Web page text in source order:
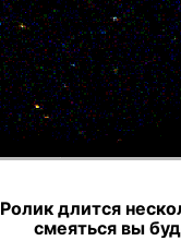
Ролик длится
смеяться вы